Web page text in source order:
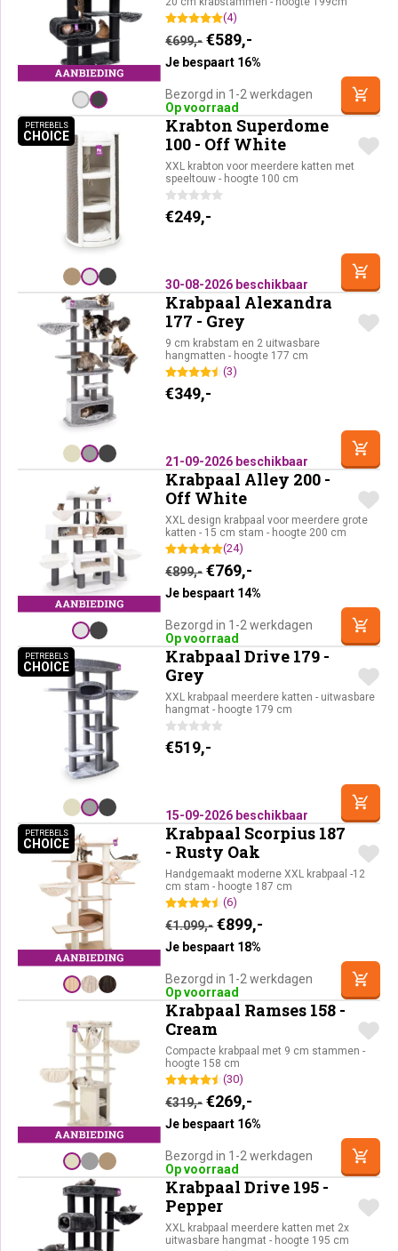
(4)
€699,- Oorspronkelijke prijs
€589,-
Je bespaart 16%
Bezorgd in 1-2 werkdagen
Op voorraad
PETREBELS
CHOICEPETREBELS CHOICE
Krabton Superdome
100 - Off White
XXL krabton voor meerdere katten met
speeltouw - hoogte 100 cm
€249,-
30-08-2026 beschikbaar
Krabpaal Alexandra
177 - Grey
9 cm krabstam en 2 uitwasbare
hangmatten - hoogte 177 cm
(3)
€349,-
21-09-2026 beschikbaar
Krabpaal Alley 200 -
Off White
XXL design krabpaal voor meerdere grote
katten - 15 cm stam - hoogte 200 cm
(24)
€899,- Oorspronkelijke prijs
€769,-
Je bespaart 14%
Bezorgd in 1-2 werkdagen
Op voorraad
PETREBELS
CHOICEPETREBELS CHOICE
Krabpaal Drive 179 -
Grey
XXL krabpaal meerdere katten - uitwasbare
hangmat - hoogte 179 cm
€519,-
15-09-2026 beschikbaar
PETREBELS
CHOICEPETREBELS CHOICE
Krabpaal Scorpius 187
- Rusty Oak
Handgemaakt moderne XXL krabpaal -12
cm stam - hoogte 187 cm
(6)
€1.099,- Oorspronkelijke prijs
€899,-
Je bespaart 18%
Bezorgd in 1-2 werkdagen
Op voorraad
Krabpaal Ramses 158 -
Cream
Compacte krabpaal met 9 cm stammen -
hoogte 158 cm
(30)
€319,- Oorspronkelijke prijs
€269,-
Je bespaart 16%
Bezorgd in 1-2 werkdagen
Op voorraad
Krabpaal Drive 195 -
Pepper
XXL krabpaal meerdere katten met 2x
uitwasbare hangmat - hoogte 195 cm